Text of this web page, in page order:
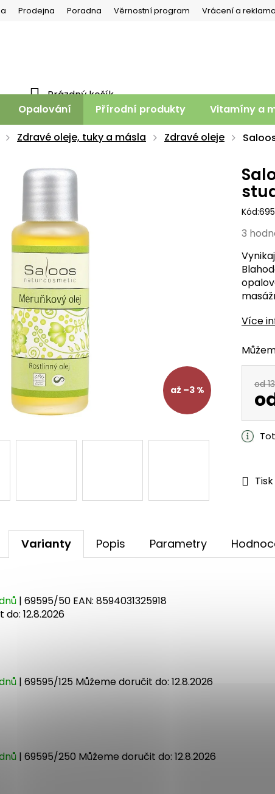
Prodejna Poradna Věrnostní program Vrácení a
KOŠÍK
Prázdný košík
Opalování Přírodní produkty Vitamíny a
Zdravé oleje, tuky a másla Zdravé oleje
až –3 %
Více
Tisk
Kód:
je
5,0
z
3
od
Varianty Popis Parametry
| 69595/50 EAN: 8594031325918
do: 12.8.2026
| 69595/125 Můžeme doručit do: 12.8.2026
| 69595/250 Můžeme doručit do: 12.8.2026